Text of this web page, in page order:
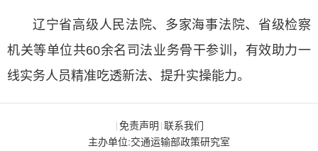
辽宁省高级人民法院、多家海事法院、省级检察
机关等单位共60余名司法业务骨干参训，有效助力一
线实务人员精准吃透新法、提升实操能力。
| 免责声明 | 联系我们
主办单位:交通运输部政策研究室